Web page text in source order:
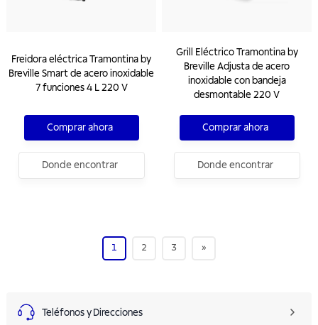
Freidora eléctrica Tramontina by
Breville Smart de acero inoxidable
7 funciones 4 L 220 V
Comprar ahora
Donde encontrar
Grill Eléctrico Tramontina by
Breville Adjusta de acero
inoxidable con bandeja
desmontable 220 V
Comprar ahora
Donde encontrar
1 2 3 »
Teléfonos y Direcciones